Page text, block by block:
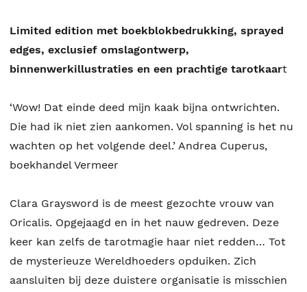
Limited edition met boekblokbedrukking, sprayed
edges, exclusief omslagontwerp,
binnenwerkillustraties en een prachtige tarotkaart
‘Wow! Dat einde deed mijn kaak bijna ontwrichten.
Die had ik niet zien aankomen. Vol spanning is het nu
wachten op het volgende deel.’ Andrea Cuperus,
boekhandel Vermeer
Clara Graysword is de meest gezochte vrouw van
Oricalis. Opgejaagd en in het nauw gedreven. Deze
keer kan zelfs de tarotmagie haar niet redden… Tot
de mysterieuze Wereldhoeders opduiken. Zich
aansluiten bij deze duistere organisatie is misschien